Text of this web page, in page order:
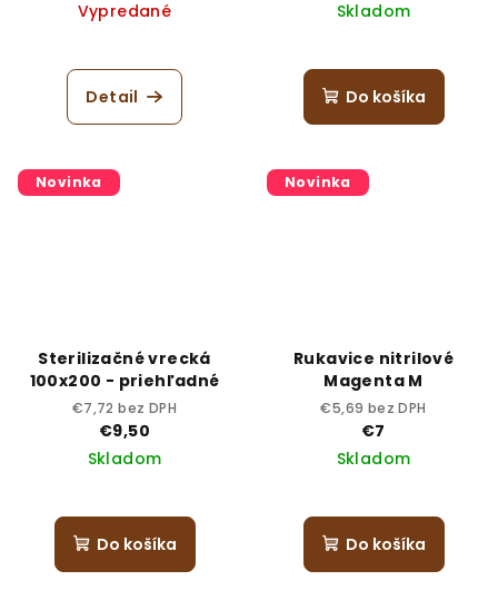
Vypredané
Detail
Skladom
Do košíka
Novinka
Sterilizačné vrecká
100x200 - priehľadné
€7,72 bez DPH
€9,50
Skladom
Do košíka
Novinka
Rukavice nitrilové
Magenta M
€5,69 bez DPH
€7
Skladom
Do košíka